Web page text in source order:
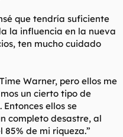
que tendría suficiente
la influencia en la nueva
ten mucho cuidado
Warner, pero ellos me
un cierto tipo de
ellos se
completo desastre, al
de mi riqueza.”